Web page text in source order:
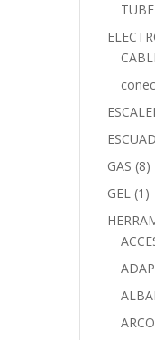
GAS (8)
GEL (1)